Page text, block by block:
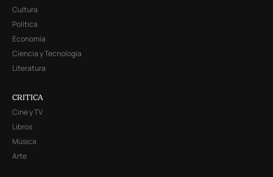
Cultura
Política
Economía
Ciencia y Tecnología
Literatura
CRITICA
Cine y TV
Libros
Música
Arte